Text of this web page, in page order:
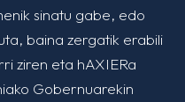
sinatu gabe, edo
baina zergatik erabili
ziren eta hAXIERa
Gobernuarekin